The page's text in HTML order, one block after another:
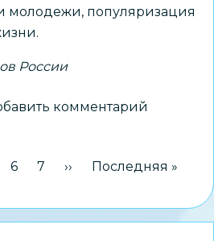
молодежи, популяризация
России
комментарий
Страница
6 Страница
7 Следующая страница
›› Последняя
Последняя »